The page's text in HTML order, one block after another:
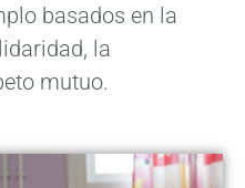
basados en la
la
mutuo.